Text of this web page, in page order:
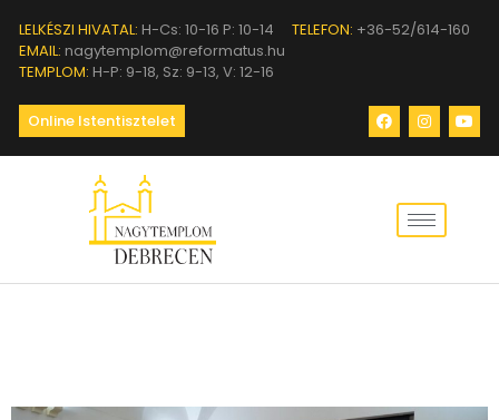
LELKÉSZI HIVATAL: H-Cs: 10-16 P: 10-14 TELEFON: +36-52/614-160
EMAIL: nagytemplom@reformatus.hu
TEMPLOM: H-P: 9-18, Sz: 9-13, V: 12-16
Online Istentisztelet